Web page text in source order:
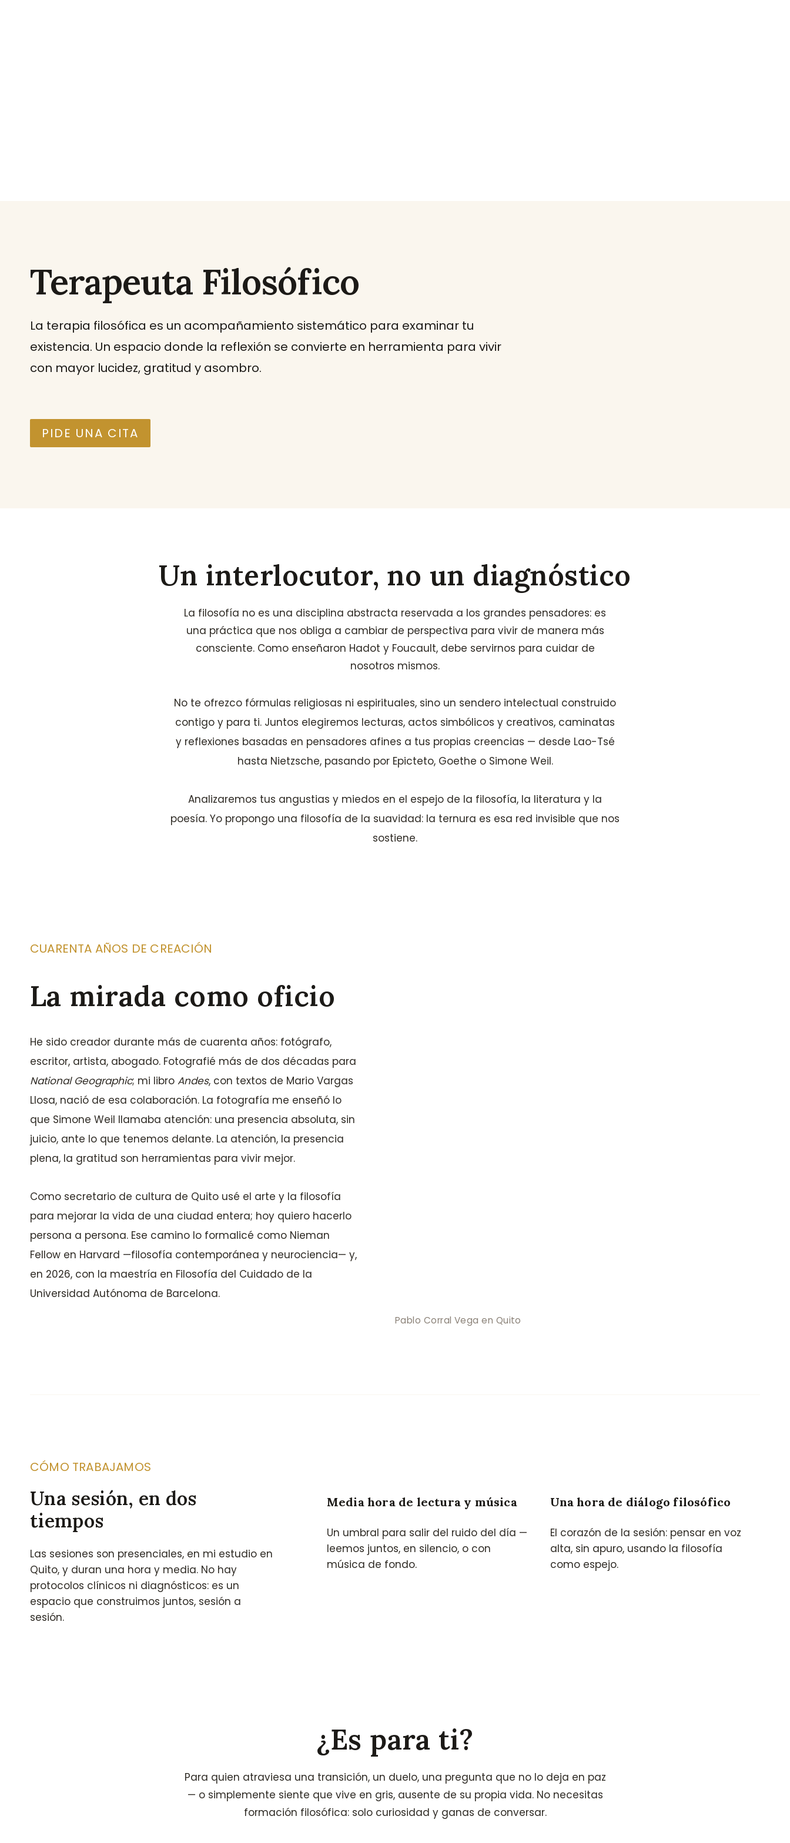
Terapeuta Filosófico
La terapia filosófica es un acompañamiento sistemático para examinar tu
existencia. Un espacio donde la reflexión se convierte en herramienta para vivir
con mayor lucidez, gratitud y asombro.
PIDE UNA CITA
Un interlocutor, no un diagnóstico
La filosofía no es una disciplina abstracta reservada a los grandes pensadores: es
una práctica que nos obliga a cambiar de perspectiva para vivir de manera más
consciente. Como enseñaron Hadot y Foucault, debe servirnos para cuidar de
nosotros mismos.
No te ofrezco fórmulas religiosas ni espirituales, sino un sendero intelectual construido
contigo y para ti. Juntos elegiremos lecturas, actos simbólicos y creativos, caminatas
y reflexiones basadas en pensadores afines a tus propias creencias — desde Lao-Tsé
hasta Nietzsche, pasando por Epicteto, Goethe o Simone Weil.
Analizaremos tus angustias y miedos en el espejo de la filosofía, la literatura y la
poesía. Yo propongo una filosofía de la suavidad: la ternura es esa red invisible que nos
sostiene.
CUARENTA AÑOS DE CREACIÓN
La mirada como oficio
He sido creador durante más de cuarenta años: fotógrafo,
escritor, artista, abogado. Fotografié más de dos décadas para
National Geographic; mi libro Andes, con textos de Mario Vargas
Llosa, nació de esa colaboración. La fotografía me enseñó lo
que Simone Weil llamaba atención: una presencia absoluta, sin
juicio, ante lo que tenemos delante. La atención, la presencia
plena, la gratitud son herramientas para vivir mejor.
Como secretario de cultura de Quito usé el arte y la filosofía
para mejorar la vida de una ciudad entera; hoy quiero hacerlo
persona a persona. Ese camino lo formalicé como Nieman
Fellow en Harvard —filosofía contemporánea y neurociencia— y,
en 2026, con la maestría en Filosofía del Cuidado de la
Universidad Autónoma de Barcelona.
Pablo Corral Vega en Quito
CÓMO TRABAJAMOS
Una sesión, en dos
tiempos
Las sesiones son presenciales, en mi estudio en
Quito, y duran una hora y media. No hay
protocolos clínicos ni diagnósticos: es un
espacio que construimos juntos, sesión a
sesión.
Media hora de lectura y música
Un umbral para salir del ruido del día —
leemos juntos, en silencio, o con
música de fondo.
Una hora de diálogo filosófico
El corazón de la sesión: pensar en voz
alta, sin apuro, usando la filosofía
como espejo.
¿Es para ti?
Para quien atraviesa una transición, un duelo, una pregunta que no lo deja en paz
— o simplemente siente que vive en gris, ausente de su propia vida. No necesitas
formación filosófica: solo curiosidad y ganas de conversar.